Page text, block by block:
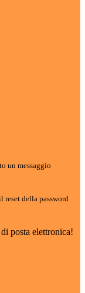
un messaggio
reset della password
posta elettronica!